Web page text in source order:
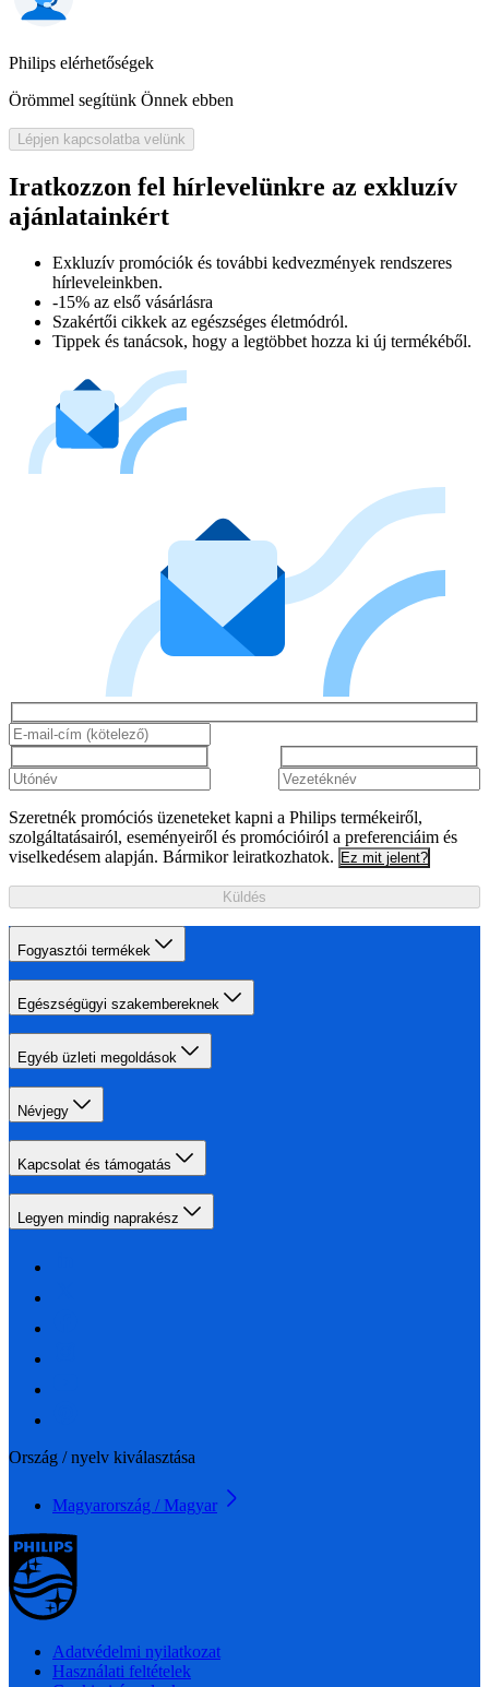
Philips elérhetőségek
Örömmel segítünk Önnek ebben
Lépjen kapcsolatba velünk
Iratkozzon fel hírlevelünkre az exkluzív
ajánlatainkért​
Exkluzív promóciók és további kedvezmények rendszeres
hírleveleinkben.
-15% az első vásárlásra
Szakértői cikkek az egészséges életmódról.
Tippek és tanácsok, hogy a legtöbbet hozza ki új termékéből.
Szeretnék promóciós üzeneteket kapni a Philips termékeiről,
szolgáltatásairól, eseményeiről és promócióiról a preferenciáim és
viselkedésem alapján. Bármikor leiratkozhatok. Ez mit jelent?
Küldés
Fogyasztói termékek
Egészségügyi szakembereknek
Egyéb üzleti megoldások
Névjegy
Kapcsolat és támogatás
Legyen mindig naprakész
Ország / nyelv kiválasztása
Magyarország / Magyar
Adatvédelmi nyilatkozat
Használati feltételek